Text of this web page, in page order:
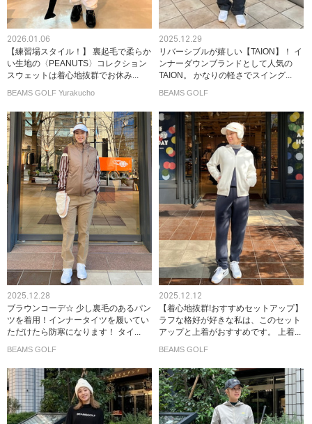
2026.01.06
【練習場スタイル！】 裏起毛で柔らか
い生地の〈PEANUTS〉コレクション
スウェットは着心地抜群でお休み...
BEAMS GOLF Yurakucho
2025.12.29
リバーシブルが嬉しい【TAION】！ イ
ンナーダウンブランドとして人気の
TAION。 かなりの軽さでスイング...
BEAMS GOLF
2025.12.28
ブラウンコーデ☆ 少し裏毛のあるパン
ツを着用！インナータイツを履いてい
ただけたら防寒になります！ タイ...
BEAMS GOLF
2025.12.12
【着心地抜群!おすすめセットアップ】
ラフな格好が好きな私は、このセット
アップと上着がおすすめです。 上着...
BEAMS GOLF